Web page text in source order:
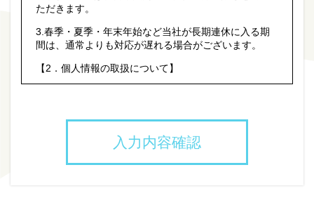
ただきます。
3.春季・夏季・年末年始など当社が⻑期連休に⼊る期
間は、通常よりも対応が遅れる場合がございます。
【2．個人情報の取扱について】
利用させていただきます。
(1)お客様リクエストに対応するにあたって問題が発⽣